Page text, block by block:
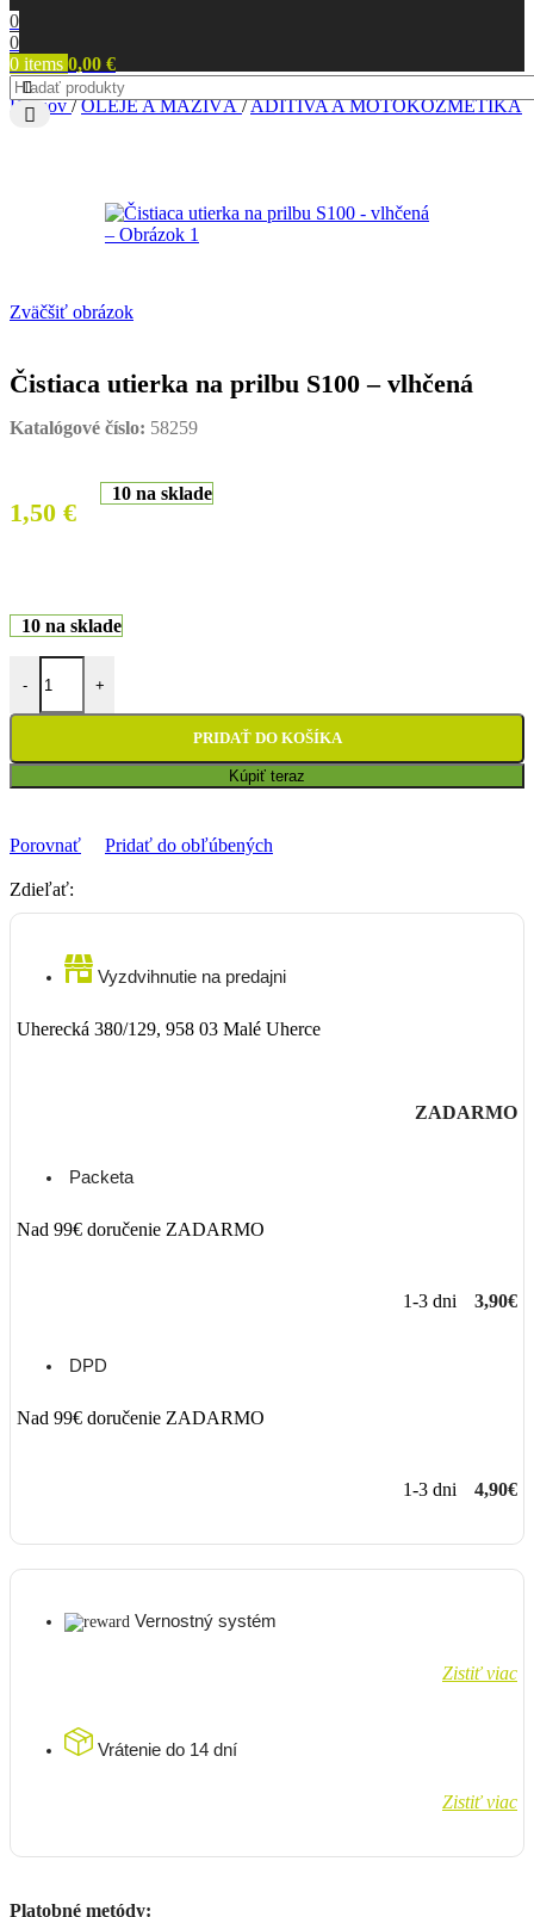
0
0
0 items 0,00 €
Domov/ OLEJE A MAZIVÁ/ADITÍVA A MOTOKOZMETIKA
Zväčšiť obrázok
Čistiaca utierka na prilbu S100 – vlhčená
Katalógové číslo: 58259
1,50 €
10 na sklade
10 na sklade
- +
PRIDAŤ DO KOŠÍKA
Kúpiť teraz
Porovnať Pridať do obľúbených
Zdieľať:
Vyzdvihnutie na predajni
Uherecká 380/129, 958 03 Malé Uherce
ZADARMO
Packeta
Nad 99€ doručenie ZADARMO
1-3 dni 3,90€
DPD
Nad 99€ doručenie ZADARMO
1-3 dni 4,90€
Vernostný systém
Zistiť viac
Vrátenie do 14 dní
Zistiť viac
Platobné metódy: